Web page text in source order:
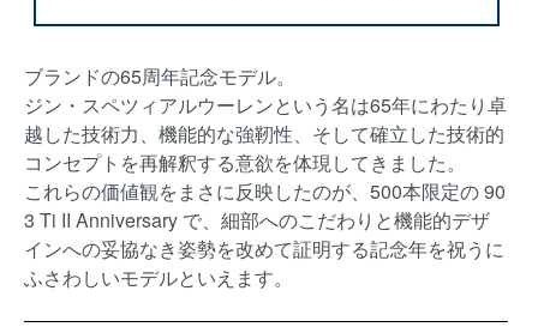
ブランドの65周年記念モデル。
ジン・スペツィアルウーレンという名は65年にわたり卓
越した技術力、機能的な強靭性、そして確立した技術的
コンセプトを再解釈する意欲を体現してきました。
これらの価値観をまさに反映したのが、500本限定の 90
3 Ti II Anniversary で、細部へのこだわりと機能的デザ
インへの妥協なき姿勢を改めて証明する記念年を祝うに
ふさわしいモデルといえます。